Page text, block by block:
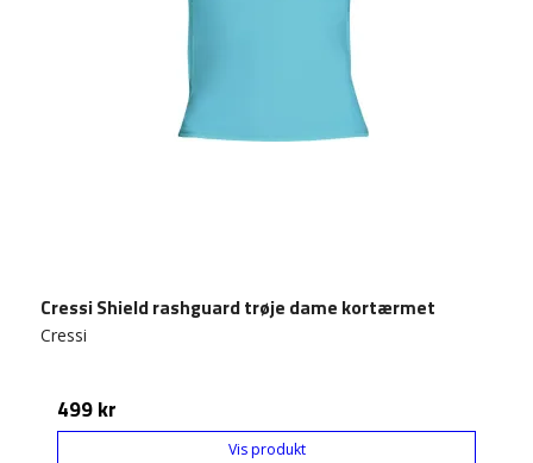
Cressi Shield rashguard trøje dame kortærmet
Cressi
499 kr
Vis produkt